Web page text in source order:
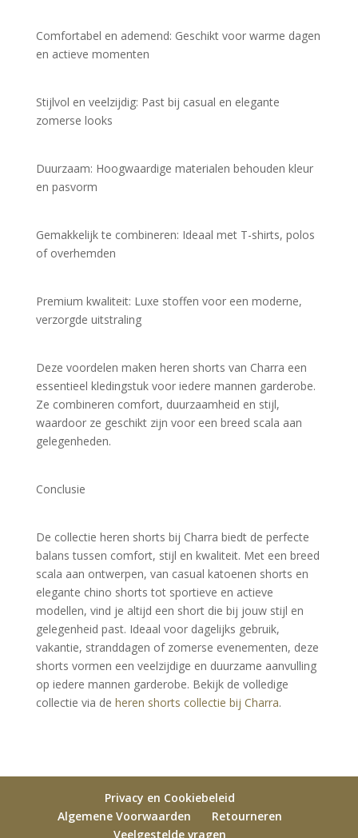
Comfortabel en ademend: Geschikt voor warme dagen
en actieve momenten
Stijlvol en veelzijdig: Past bij casual en elegante
zomerse looks
Duurzaam: Hoogwaardige materialen behouden kleur
en pasvorm
Gemakkelijk te combineren: Ideaal met T-shirts, polos
of overhemden
Premium kwaliteit: Luxe stoffen voor een moderne,
verzorgde uitstraling
Deze voordelen maken heren shorts van Charra een
essentieel kledingstuk voor iedere mannen garderobe.
Ze combineren comfort, duurzaamheid en stijl,
waardoor ze geschikt zijn voor een breed scala aan
gelegenheden.
Conclusie
De collectie heren shorts bij Charra biedt de perfecte
balans tussen comfort, stijl en kwaliteit. Met een breed
scala aan ontwerpen, van casual katoenen shorts en
elegante chino shorts tot sportieve en actieve
modellen, vind je altijd een short die bij jouw stijl en
gelegenheid past. Ideaal voor dagelijks gebruik,
vakantie, stranddagen of zomerse evenementen, deze
shorts vormen een veelzijdige en duurzame aanvulling
op iedere mannen garderobe. Bekijk de volledige
collectie via de heren shorts collectie bij Charra.
Privacy en Cookiebeleid
Algemene Voorwaarden
Retourneren
Veelgestelde vragen